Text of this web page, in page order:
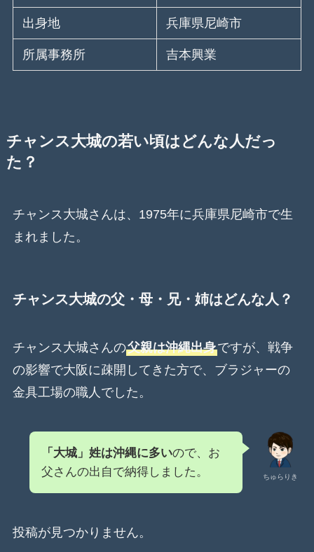
出身地 兵庫県尼崎市
所属事務所 吉本興業
チャンス大城の若い頃はどんな人だっ
た？
チャンス大城さんは、1975年に兵庫県尼崎市で生
まれました。
チャンス大城の父・母・兄・姉はどんな人？
チャンス大城さんの父親は沖縄出身ですが、戦争
の影響で大阪に疎開してきた方で、ブラジャーの
金具工場の職人でした。
ちゅらりき
「大城」姓は沖縄に多いので、お
父さんの出自で納得しました。
投稿が見つかりません。